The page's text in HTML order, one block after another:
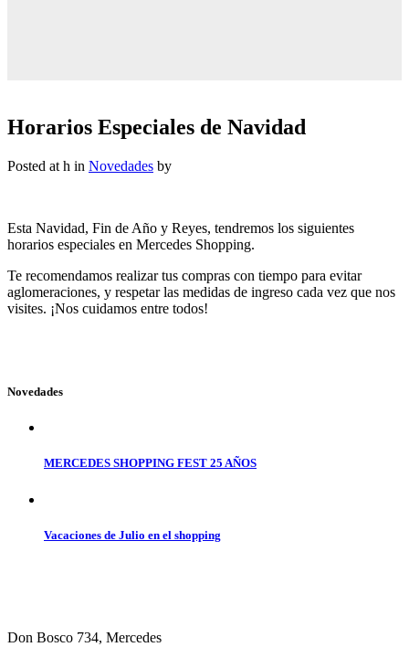
Horarios Especiales de Navidad
Posted at h in Novedades by
Esta Navidad, Fin de Año y Reyes, tendremos los siguientes
horarios especiales en Mercedes Shopping.
Te recomendamos realizar tus compras con tiempo para evitar
aglomeraciones, y respetar las medidas de ingreso cada vez que nos
visites. ¡Nos cuidamos entre todos!
Novedades
MERCEDES SHOPPING FEST 25 AÑOS
Vacaciones de Julio en el shopping
Don Bosco 734, Mercedes